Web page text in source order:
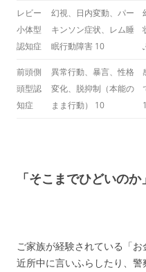
レビー
小体型
認知症
幻視、日内変動、パー
キンソン症状、レム睡
眠行動障害 10
前頭側
頭型認
知症
異常行動、暴言、性格
変化、脱抑制（本能の
まま行動） 10
「そこまでひどいの
ご家族が経験されている「お
近所中に言いふらしたり、